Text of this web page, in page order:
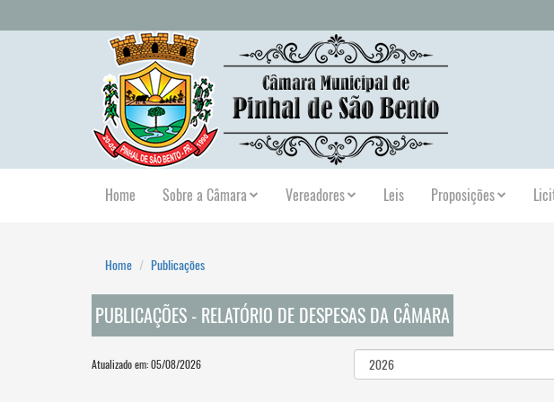
Home Sobre a Câmara Vereadores Leis Proposições
Home Publicações
PUBLICAÇÕES - RELATÓRIO DE DESPESAS DA CÂMARA
Atualizado em: 05/08/2026